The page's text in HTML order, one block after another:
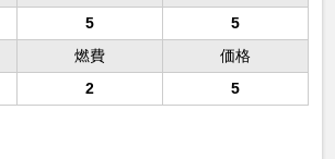
5
5
燃費
価格
2 5